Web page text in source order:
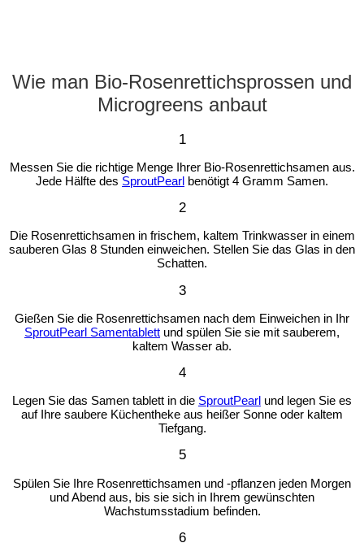
Wie man Bio-Rosenrettichsprossen und
Microgreens anbaut
1
Messen Sie die richtige Menge Ihrer Bio-Rosenrettichsamen aus.
Jede Hälfte des SproutPearl benötigt 4 Gramm Samen.
2
Die Rosenrettichsamen in frischem, kaltem Trinkwasser in einem
sauberen Glas 8 Stunden einweichen. Stellen Sie das Glas in den
Schatten.
3
Gießen Sie die Rosenrettichsamen nach dem Einweichen in Ihr
SproutPearl Samentablett und spülen Sie sie mit sauberem,
kaltem Wasser ab.
4
Legen Sie das Samen tablett in die SproutPearl und legen Sie es
auf Ihre saubere Küchentheke aus heißer Sonne oder kaltem
Tiefgang.
5
Spülen Sie Ihre Rosenrettichsamen und -pflanzen jeden Morgen
und Abend aus, bis sie sich in Ihrem gewünschten
Wachstumsstadium befinden.
6